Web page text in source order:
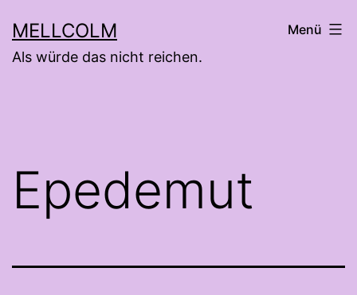
Inhalt
springen
MELLCOLM
Als würde das nicht reichen.
Menü
Epedemut